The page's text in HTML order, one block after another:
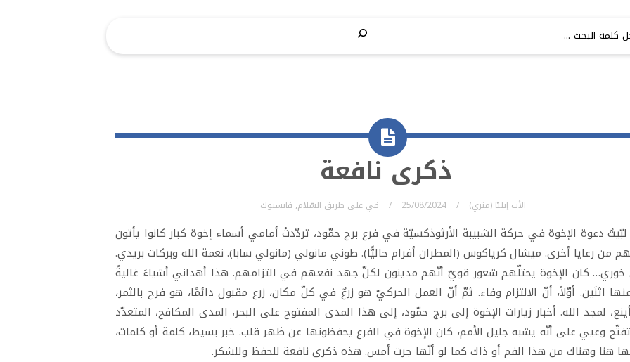
ذكرى نافعة
الأب إيليّا (متري) 25/08/2024 في على طريق السّلام, فايسبوك
لبّيتُ دعوة الإخوة في حركة الشبيبة الأرثوذكسيّة في فرع برج حمّود، تردّدتْ أمامي أسماء إخوة كبار كانوا يأتون
من رعايا أخرى. ميشال كرياكوس (المطران أفرام حاليًّا). طوني مانولي (مانولي سابا). نعمة الله وبركات بريدي.
كان الإخوة يحتلّهم شعور قويّ أنّهم مدينون لكلّ جهد نفعهم في التزامهم. هذا أهداني أشياءَ غاليةً
اثنَين. أوّلاً، أنّ الالتزام وفاء. ثمّ أنّ العمل الحركيّ هو زرعٌ في كلّ مكان، زرع مقبول دائمًا، هو فرح بالثمر،
لمجد الله. أخبار زيارات الإخوة إلى برج حمّود، إلى هذا المدى المفتوح على البحر، المدى المكافح، المتعدّد
وعيي على أنّه يشبه جليل الأمم، كان الإخوة في الفرع يحفظونها عن ظهر قلب. خبر بسيط، كلمة أو كلمات،
هنا وهناك من هذا الفم أو ذاك كما لو أنّها جرت أمس. هذه ذكرى نافعة للحفظ وللشكر.